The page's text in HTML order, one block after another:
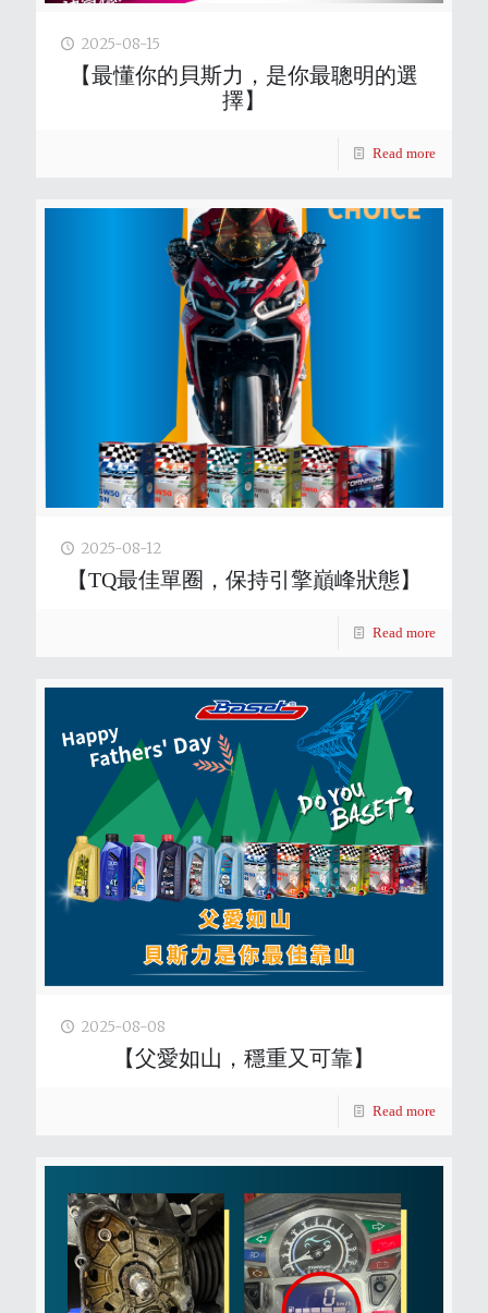
2025-08-15
【最懂你的貝斯力，是你最聰明的選
擇】
Read more
2025-08-12
【TQ最佳單圈，保持引擎巔峰狀態】
Read more
2025-08-08
【父愛如山，穩重又可靠】
Read more